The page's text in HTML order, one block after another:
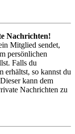
Nachrichten!
Mitglied sendet,
persönlichen
Falls du
erhältst, so kannst du
kann dem
Nachrichten zu